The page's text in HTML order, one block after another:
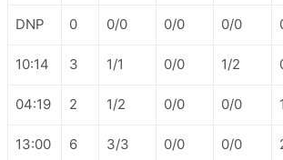
DNP 0 0/0 0/0 0/0
10:14 3 1/1 0/0 1/2
04:19 2 1/2 0/0 0/0
13:00 6 3/3 0/0 0/0